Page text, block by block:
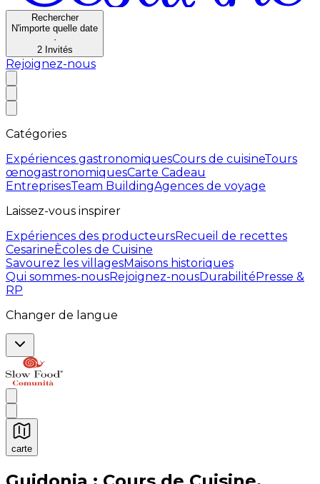
Rechercher
N'importe quelle date
·
2 Invités
Rejoignez-nous
Catégories
Expériences gastronomiquesCours de cuisineTours
œnogastronomiquesCarte Cadeau
EntreprisesTeam BuildingAgences de voyage
Laissez-vous inspirer
Expériences des producteursRecueil de recettes
CesarineÈcoles de Cuisine
Savourez les villagesMaisons historiques
Qui sommes-nousRejoignez-nousDurabilitéPresse &
RP
Changer de langue
carte
Expériences culinaires inoubliables : Expériences